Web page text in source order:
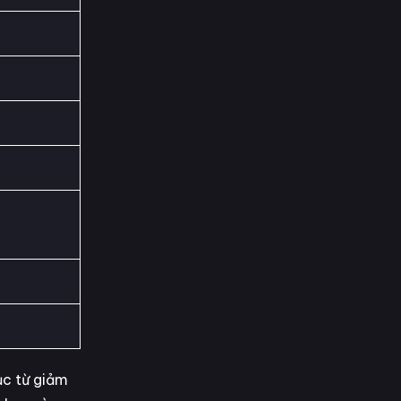
từ giảm